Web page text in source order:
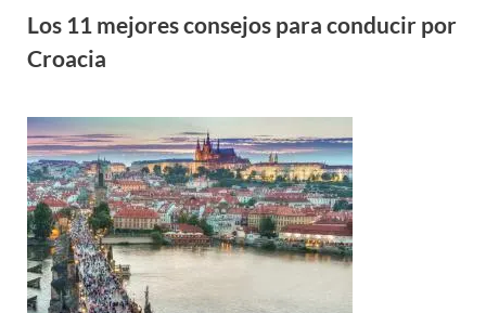
Los 11 mejores consejos para conducir por
Croacia